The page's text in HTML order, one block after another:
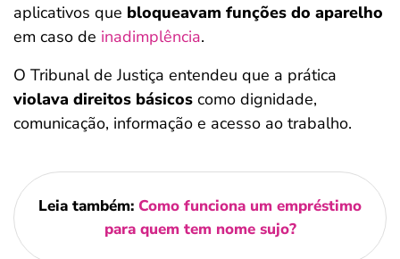
aplicativos que bloqueavam funções do aparelho
em caso de inadimplência.
O Tribunal de Justiça entendeu que a prática
violava direitos básicos como dignidade,
comunicação, informação e acesso ao trabalho.
Leia também: Como funciona um empréstimo
para quem tem nome sujo?